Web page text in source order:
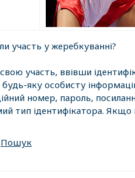
участь у жеребкуванні?
участь, ввівши
яку особисту
номер, пароль,
тип ідентифікатора.
Пошук